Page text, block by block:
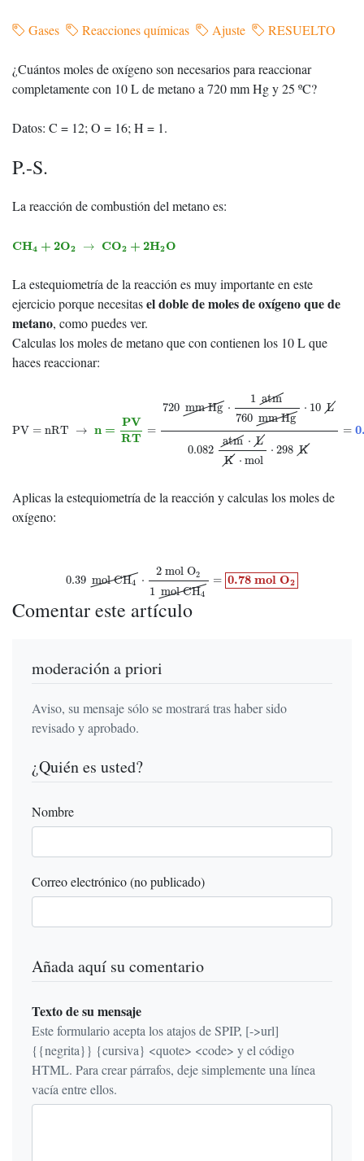
Gases Reacciones químicas Ajuste RESUELTO
¿Cuántos moles de oxígeno son necesarios para reaccionar
completamente con 10 L de metano a 720 mm Hg y 25 ºC?
Datos: C = 12; O = 16; H = 1.
P.-S.
La reacción de combustión del metano es:
CH4 + 2O2 → CO2 + 2H2O
CH4 2 O2 → O 2+2H O
La estequiometría de la reacción es muy importante en este
ejercicio porque necesitasel doble de moles de oxígeno que de
metano, como puedes ver.
Calculas los moles de metano que con contienen los 10 L que
haces reaccionar:
PV = nRT → n =
PV
RT
=
720 mm Hg ⋅
1 atm
760 mm Hg
⋅ 10 L
0.082
atm ⋅ L
K ⋅ mol
⋅ 298 K
=
mm Hg ⋅ 10
Aplicas la estequiometría de la reacción y calculas los moles de
oxígeno:
0.39 mol CH4 ⋅
2 mol O2
1 mol CH4
= 0.78 mol O2
mol O2 1 mol CH
Comentar este artículo
moderación a priori
Aviso, su mensaje sólo se mostrará tras haber sido
revisado y aprobado.
¿Quién es usted?
Nombre
Correo electrónico (no publicado)
Añada aquí su comentario
Texto de su mensaje
Este formulario acepta los atajos de SPIP, [->url]
{{negrita}} {cursiva} <quote> <code> y el código
HTML. Para crear párrafos, deje simplemente una línea
vacía entre ellos.